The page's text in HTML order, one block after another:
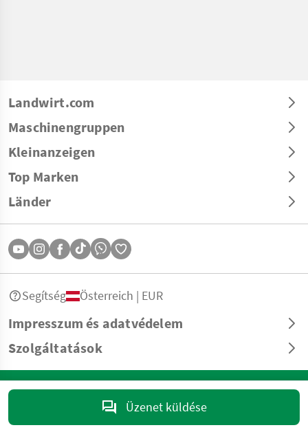
Üzenet küldése
Landwirt.com
Maschinengruppen
Kleinanzeigen
Top Marken
Länder
Impresszum és adatvédelem
Szolgáltatások
Segítség Österreich | EUR
© Copyright 2026 Landwirt.com GmbH Minden jog fenntartva. Minden
információ garancia nélkül – nyomdai és tördelési hibákért felelősséget
marktplatz@landwirt.com